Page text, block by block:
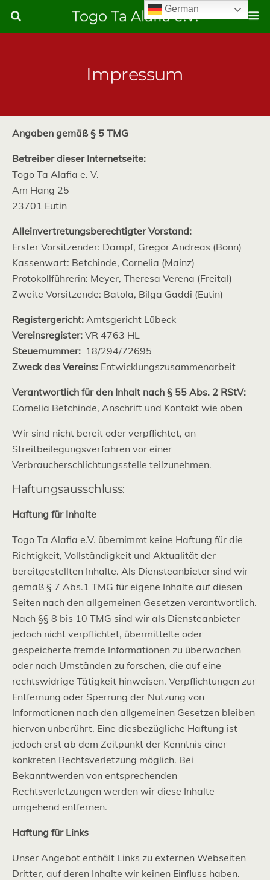
Togo Ta Alafia e.V.
Impressum
Angaben gemäß § 5 TMG
Betreiber dieser Internetseite:
Togo Ta Alafia e. V.
Am Hang 25
23701 Eutin
Alleinvertretungsberechtigter Vorstand:
Erster Vorsitzender: Dampf, Gregor Andreas (Bonn)
Kassenwart: Betchinde, Cornelia (Mainz)
Protokollführerin: Meyer, Theresa Verena (Freital)
Zweite Vorsitzende: Batola, Bilga Gaddi (Eutin)
Registergericht: Amtsgericht Lübeck
Vereinsregister: VR 4763 HL
Steuernummer: 18/294/72695
Zweck des Vereins: Entwicklungszusammenarbeit
Verantwortlich für den Inhalt nach § 55 Abs. 2 RStV:
Cornelia Betchinde, Anschrift und Kontakt wie oben
Wir sind nicht bereit oder verpflichtet, an
Streitbeilegungsverfahren vor einer
Verbraucherschlichtungsstelle teilzunehmen.
Haftungsausschluss:
Haftung für Inhalte
Togo Ta Alafia e.V. übernimmt keine Haftung für die
Richtigkeit, Vollständigkeit und Aktualität der
bereitgestellten Inhalte. Als Diensteanbieter sind wir
gemäß § 7 Abs.1 TMG für eigene Inhalte auf diesen
Seiten nach den allgemeinen Gesetzen verantwortlich.
Nach §§ 8 bis 10 TMG sind wir als Diensteanbieter
jedoch nicht verpflichtet, übermittelte oder
gespeicherte fremde Informationen zu überwachen
oder nach Umständen zu forschen, die auf eine
rechtswidrige Tätigkeit hinweisen. Verpflichtungen zur
Entfernung oder Sperrung der Nutzung von
Informationen nach den allgemeinen Gesetzen bleiben
hiervon unberührt. Eine diesbezügliche Haftung ist
jedoch erst ab dem Zeitpunkt der Kenntnis einer
konkreten Rechtsverletzung möglich. Bei
Bekanntwerden von entsprechenden
Rechtsverletzungen werden wir diese Inhalte
umgehend entfernen.
Haftung für Links
Unser Angebot enthält Links zu externen Webseiten
Dritter, auf deren Inhalte wir keinen Einfluss haben.
German